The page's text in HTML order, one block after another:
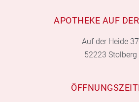
APOTHEKE AUF
Auf der Heide 37
52223 Stolberg